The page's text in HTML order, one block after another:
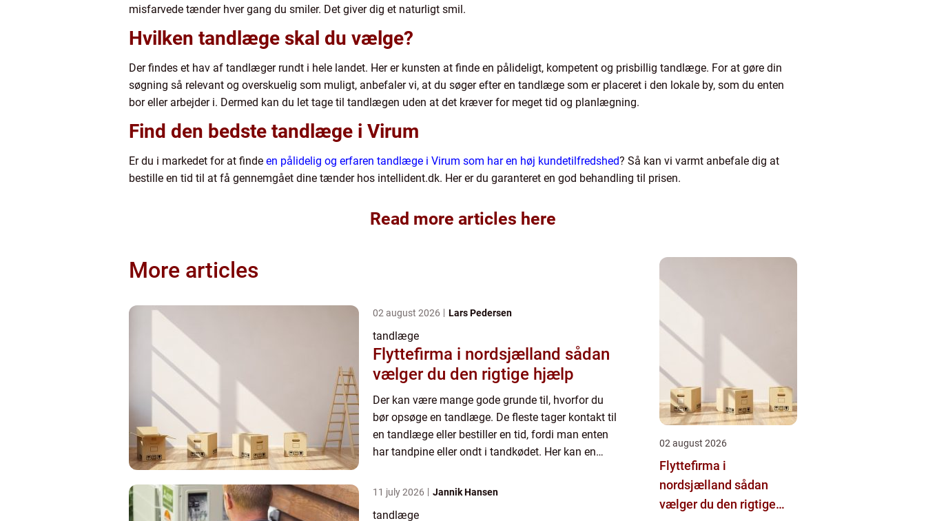
misfarvede tænder hver gang du smiler. Det giver dig et naturligt smil.
Hvilken tandlæge skal du vælge?
Der findes et hav af tandlæger rundt i hele landet. Her er kunsten at finde en pålideligt, kompetent og prisbillig tandlæge. For at gøre din
søgning så relevant og overskuelig som muligt, anbefaler vi, at du søger efter en tandlæge som er placeret i den lokale by, som du enten
bor eller arbejder i. Dermed kan du let tage til tandlægen uden at det kræver for meget tid og planlægning.
Find den bedste tandlæge i Virum
Er du i markedet for at finde en pålidelig og erfaren tandlæge i Virum som har en høj kundetilfredshed? Så kan vi varmt anbefale dig at
bestille en tid til at få gennemgået dine tænder hos intellident.dk. Her er du garanteret en god behandling til prisen.
Read more articles here
More articles
02 august 2026 Lars Pedersen
tandlæge
Flyttefirma i nordsjælland sådan
vælger du den rigtige hjælp
Der kan være mange gode grunde til, hvorfor du
bør opsøge en tandlæge. De fleste tager kontakt til
en tandlæge eller bestiller en tid, fordi man enten
har tandpine eller ondt i tandkødet. Her kan en
dag. ...
11 july 2026 Jannik Hansen
tandlæge
02 august 2026
Flyttefirma i
nordsjælland sådan
vælger du den rigtige